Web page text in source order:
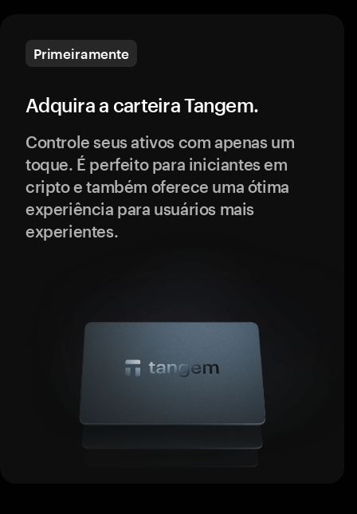
Primeiramente
Adquira a carteira Tangem.
Controle seus ativos com apenas um
toque. É perfeito para iniciantes em
cripto e também oferece uma ótima
experiência para usuários mais
experientes.